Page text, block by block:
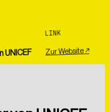
UNICEF
LINK
Zur Website ↗